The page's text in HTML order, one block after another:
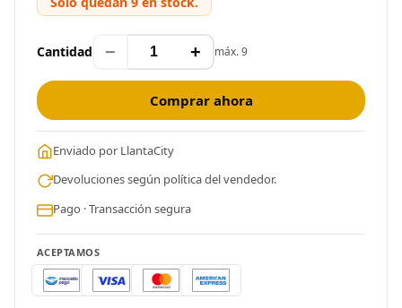
Cantidad − + máx. 9
Comprar ahora
Enviado por LlantaCity
Devoluciones según política del vendedor.
Pago · Transacción segura
ACEPTAMOS